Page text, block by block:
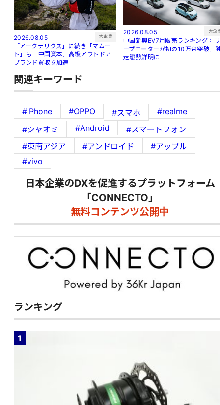
2026.08.05 大企業
「アークテリクス」に続き「マムー
ト」も 中国資本、高級アウトドア
ブランド買収を加速
2026.08.05 大企
中国新興EV7月販売ランキング：リ
ープモーターが初の10万台突破、
走態勢鮮明に
関連キーワード
#iPhone #OPPO #スマホ
#realme
#シャオミ
#Android
#スマートフォン
#東南アジア
#アンドロイド
#アップル
#vivo
日本企業のDXを促進するプラットフォーム
「CONNECTO」
無料コンテンツ公開中
ランキング
1